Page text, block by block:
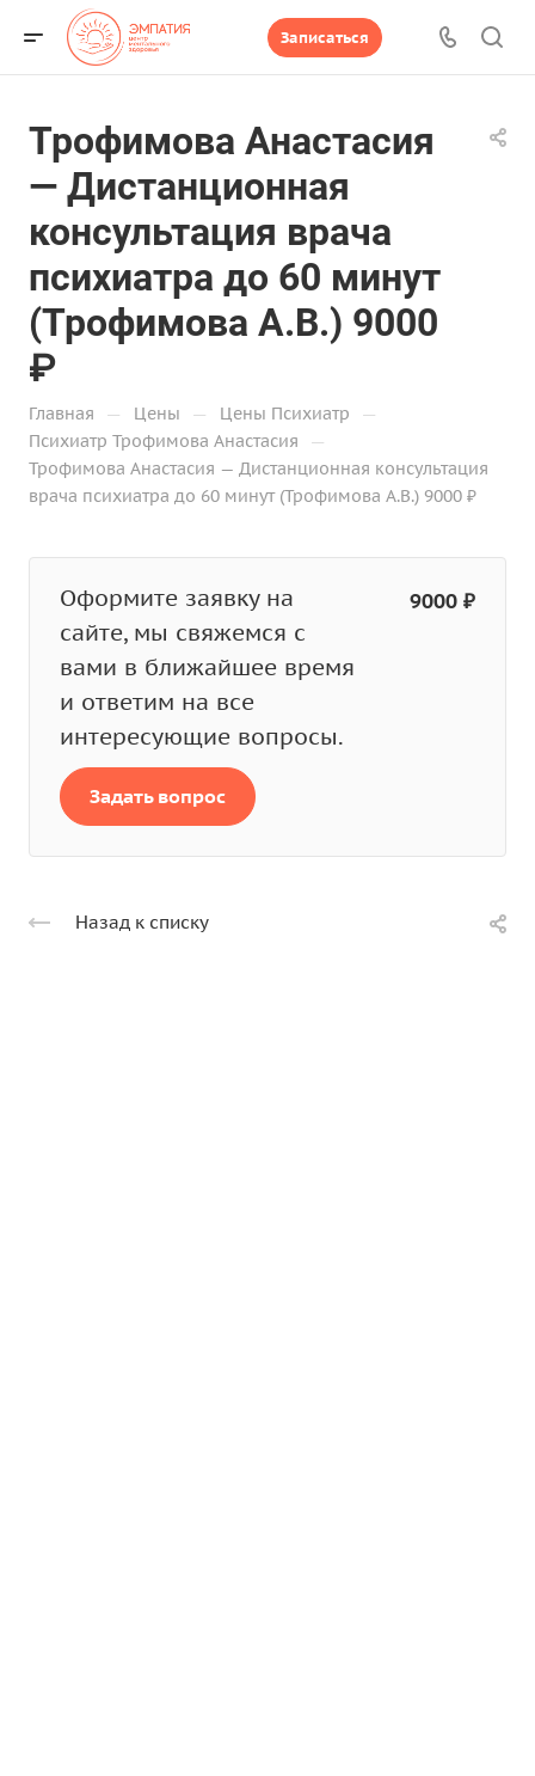
Записаться
Трофимова Анастасия
— Дистанционная
консультация врача
психиатра до 60 минут
(Трофимова А.В.) 9000
₽
Главная — Цены — Цены Психиатр —
Психиатр Трофимова Анастасия —
Трофимова Анастасия — Дистанционная консультация
врача психиатра до 60 минут (Трофимова А.В.) 9000 ₽
Оформите заявку на
сайте, мы свяжемся с
вами в ближайшее время
и ответим на все
интересующие вопросы.
9000 ₽
Задать вопрос
Назад к списку